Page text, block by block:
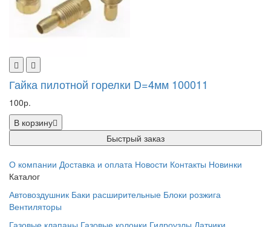
Гайка пилотной горелки D=4мм 100011
100р.
В корзину
Быстрый заказ
О компании Доставка и оплата Новости Контакты Новинки
Каталог
Автовоздушник Баки расширительные Блоки розжига
Вентиляторы
Газовые клапаны Газовые колонки Гидроузлы Датчики